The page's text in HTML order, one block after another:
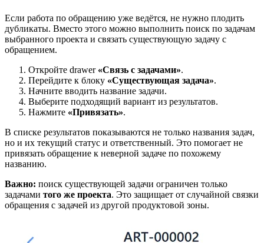
Если работа по обращению уже ведётся, не нужно плодить
дубликаты. Вместо этого можно выполнить поиск по задачам
выбранного проекта и связать существующую задачу с
обращением.
Откройте drawer «Связь с задачами».
Перейдите к блоку «Существующая задача».
Начните вводить название задачи.
Выберите подходящий вариант из результатов.
Нажмите «Привязать».
В списке результатов показываются не только названия задач,
но и их текущий статус и ответственный. Это помогает не
привязать обращение к неверной задаче по похожему
названию.
Важно: поиск существующей задачи ограничен только
задачами того же проекта. Это защищает от случайной связки
обращения с задачей из другой продуктовой зоны.